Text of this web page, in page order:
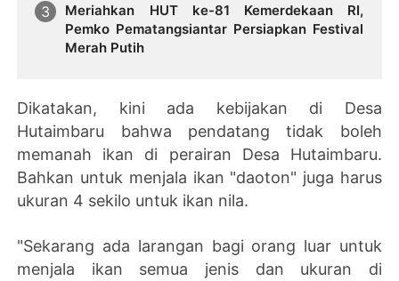
Meriahkan HUT ke-81 Kemerdekaan RI,
Pemko Pematangsiantar Persiapkan Festival
Merah Putih
Dikatakan, kini ada kebijakan di Desa
Hutaimbaru bahwa pendatang tidak boleh
memanah ikan di perairan Desa Hutaimbaru.
Bahkan untuk menjala ikan "daoton" juga harus
ukuran 4 sekilo untuk ikan nila.
"Sekarang ada larangan bagi orang luar untuk
menjala ikan semua jenis dan ukuran di